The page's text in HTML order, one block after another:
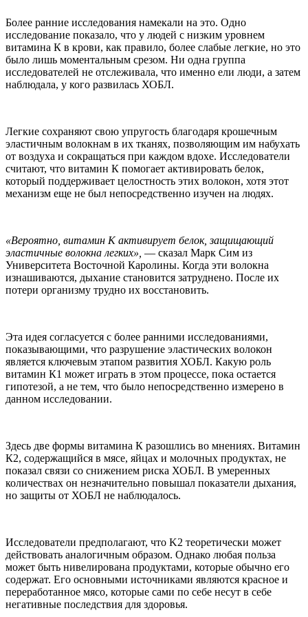
Более ранние исследования намекали на это. Одно
исследование показало, что у людей с низким уровнем
витамина К в крови, как правило, более слабые легкие, но это
было лишь моментальным срезом. Ни одна группа
исследователей не отслеживала, что именно ели люди, а затем
наблюдала, у кого развилась ХОБЛ.
Легкие сохраняют свою упругость благодаря крошечным
эластичным волокнам в их тканях, позволяющим им набухать
от воздуха и сокращаться при каждом вдохе. Исследователи
считают, что витамин К помогает активировать белок,
который поддерживает целостность этих волокон, хотя этот
механизм еще не был непосредственно изучен на людях.
«Вероятно, витамин К активирует белок, защищающий
эластичные волокна легких», — сказал Марк Сим из
Университета Восточной Каролины. Когда эти волокна
изнашиваются, дыхание становится затруднено. После их
потери организму трудно их восстановить.
Эта идея согласуется с более ранними исследованиями,
показывающими, что разрушение эластических волокон
является ключевым этапом развития ХОБЛ. Какую роль
витамин К1 может играть в этом процессе, пока остается
гипотезой, а не тем, что было непосредственно измерено в
данном исследовании.
Здесь две формы витамина К разошлись во мнениях. Витамин
К2, содержащийся в мясе, яйцах и молочных продуктах, не
показал связи со снижением риска ХОБЛ. В умеренных
количествах он незначительно повышал показатели дыхания,
но защиты от ХОБЛ не наблюдалось.
Исследователи предполагают, что K2 теоретически может
действовать аналогичным образом. Однако любая польза
может быть нивелирована продуктами, которые обычно его
содержат. Его основными источниками являются красное и
переработанное мясо, которые сами по себе несут в себе
негативные последствия для здоровья.